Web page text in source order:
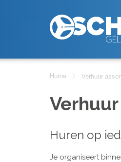
Home Verhuur
Huren op
Je organiseert